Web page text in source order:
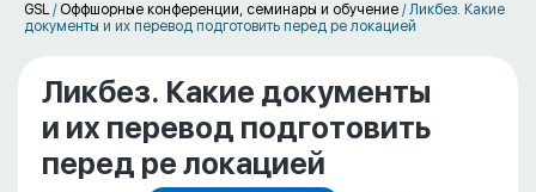
GSL / Оффшорные конференции, семинары и обучение /Ликбез. Какие
документы и их перевод подготовить перед ре локацией
Ликбез. Какие документы
и их перевод подготовить
перед ре локацией